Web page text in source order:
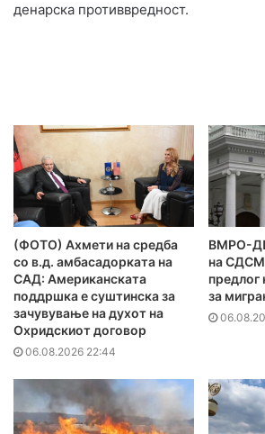
денарска противвредност.​
(ФОТО) Ахмети на средба
со в.д. амбасадорката на
САД: Американската
поддршка е суштинска за
зачувување на духот на
Охридскиот договор
06.08.2026 22:44
ВМРО-
на СДСМ
предлог
за